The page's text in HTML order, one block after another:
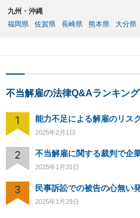
九州・沖縄
福岡県
佐賀県 長崎県 熊本県 大分県
不当解雇の法律Q&Aランキング
1 能力不足による解雇のリス
2025年2月1日
2 不当解雇に関する裁判で企
2025年1月31日
3 民事訴訟での被告の心無い
2025年1月29日